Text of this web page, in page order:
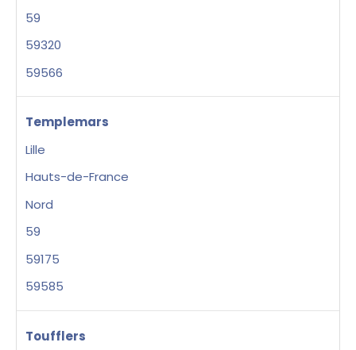
59
59320
59566
Templemars
Lille
Hauts-de-France
Nord
59
59175
59585
Toufflers